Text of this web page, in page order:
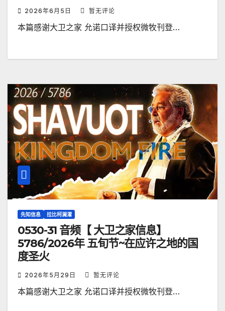
2026年6月5日 暂无评论
本篇感谢大卫之家 允诺口译并授权微牧刊登…
先知信息 拉比柯澜濯
0530-31 音频【 大卫之家信息】
5786/2026年 五旬节~在应许之地的国
度圣火
2026年5月29日 暂无评论
本篇感谢大卫之家 允诺口译并授权微牧刊登…